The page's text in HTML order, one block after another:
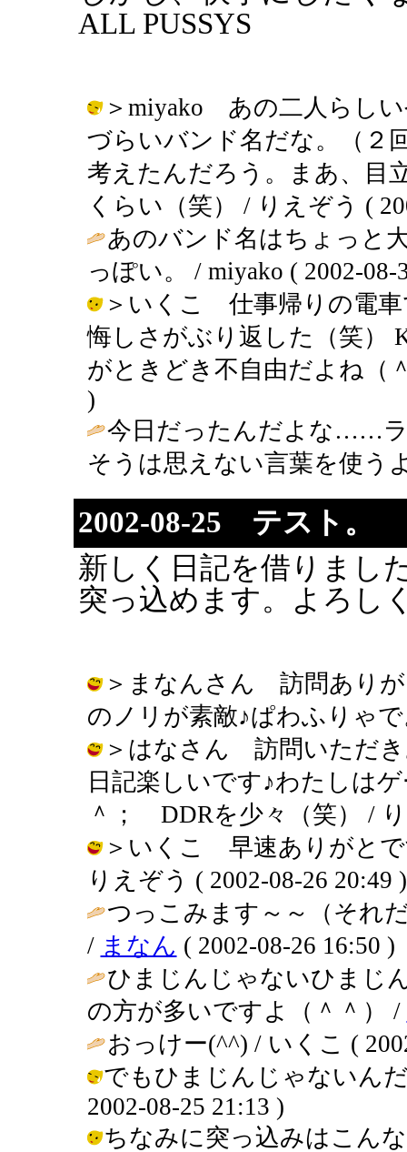
ALL PUSSYS
＞miyako あの二人らし
づらいバンド名だな。（２
考えたんだろう。まあ、目
くらい（笑） / りえぞう (
あのバンド名はちょっと
っぽい。 / miyako ( 2002-08-
＞いくこ 仕事帰りの電車
悔しさがぶり返した（笑）
がときどき不自由だよね（
)
今日だったんだよな……
そうは思えない言葉を使う
2002-08-25 テスト。
新しく日記を借りまし
突っ込めます。よろし
＞まなんさん 訪問ありが
のノリが素敵♪ぱわふりゃ
＞はなさん 訪問いただ
日記楽しいです♪わたしは
＾； DDRを少々（笑） /
＞いくこ 早速ありがとで
りえぞう ( 2002-08-26 20:49 )
つっこみます～～（それ
/ まなん ( 2002-08-26 16:50 )
ひまじんじゃないひまじ
の方が多いですよ（＾＾） /
おっけー(^^) / いくこ (
でもひまじんじゃないん
2002-08-25 21:13 )
ちなみに突っ込みはこん